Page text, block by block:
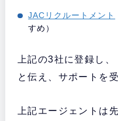
JACリクルートメント
すめ）
上記の3社に登録し
と伝え、サポートを
上記エージェントは